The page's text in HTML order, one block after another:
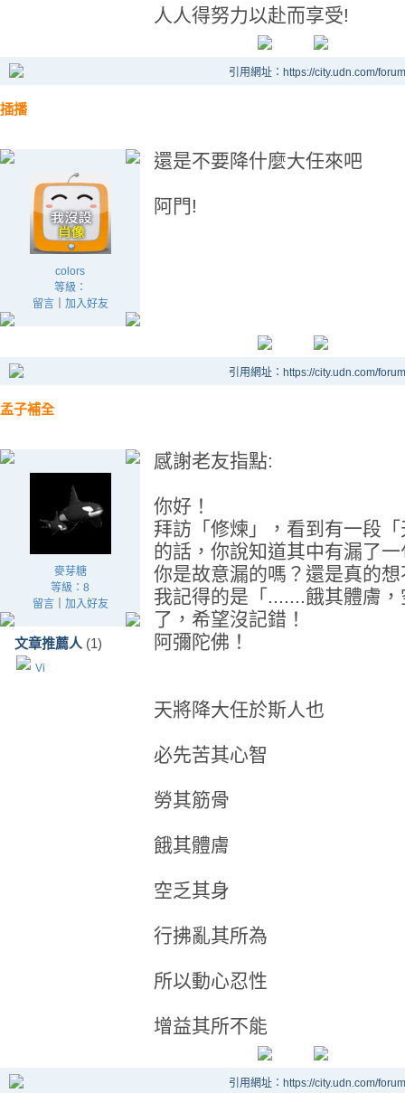
人人得努力以赴而享受!
引用網址：https://city.udn.com/
插播
colors
等級：
留言｜ 加入好友
還是不要降什麼大任來吧
阿門!
引用網址：https://city.udn.com/
孟子補全
麥芽糖
等級：8
留言｜ 加入好友
文章推薦人 (1)
Vi
感謝老友指點:
你好！
拜訪「修煉」，看到有一段
的話，你說知道其中有漏了一
你是故意漏的嗎？還是真的
我記得的是「.......餓其體膚
了，希望沒記錯！
阿彌陀佛！
天將降大任於斯人也
必先苦其心智
勞其筋骨
餓其體膚
空乏其身
行拂亂其所為
所以動心忍性
增益其所不能
引用網址：https://city.udn.com/